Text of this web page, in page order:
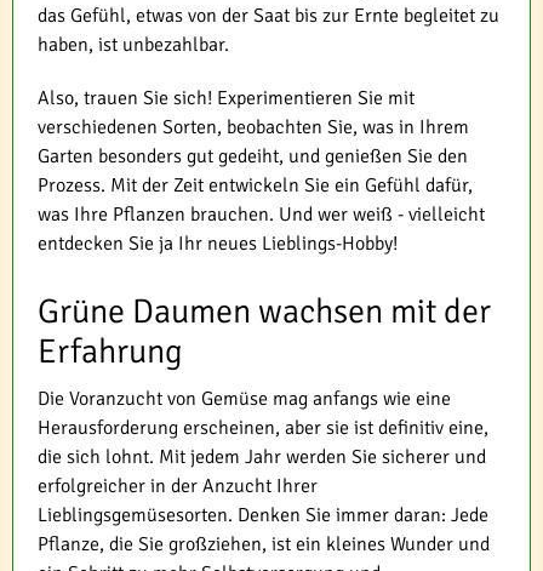
das Gefühl, etwas von der Saat bis zur Ernte begleitet zu
haben, ist unbezahlbar.
Also, trauen Sie sich! Experimentieren Sie mit
verschiedenen Sorten, beobachten Sie, was in Ihrem
Garten besonders gut gedeiht, und genießen Sie den
Prozess. Mit der Zeit entwickeln Sie ein Gefühl dafür,
was Ihre Pflanzen brauchen. Und wer weiß - vielleicht
entdecken Sie ja Ihr neues Lieblings-Hobby!
Grüne Daumen wachsen mit der
Erfahrung
Die Voranzucht von Gemüse mag anfangs wie eine
Herausforderung erscheinen, aber sie ist definitiv eine,
die sich lohnt. Mit jedem Jahr werden Sie sicherer und
erfolgreicher in der Anzucht Ihrer
Lieblingsgemüsesorten. Denken Sie immer daran: Jede
Pflanze, die Sie großziehen, ist ein kleines Wunder und